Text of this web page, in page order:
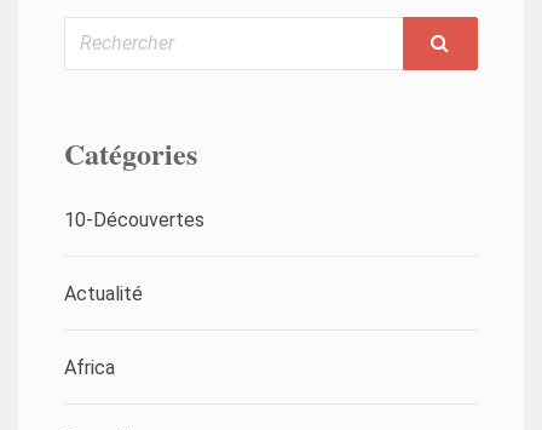
Rechercher
Catégories
10-Découvertes
Actualité
Africa